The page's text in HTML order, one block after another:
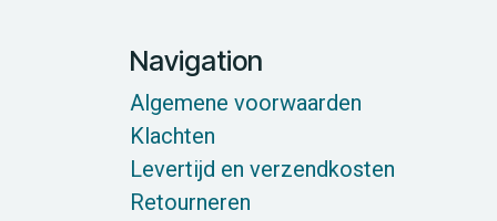
Navigation
Algemene voorwaarden
Klachten
Levertijd en verzendkosten
Retourneren